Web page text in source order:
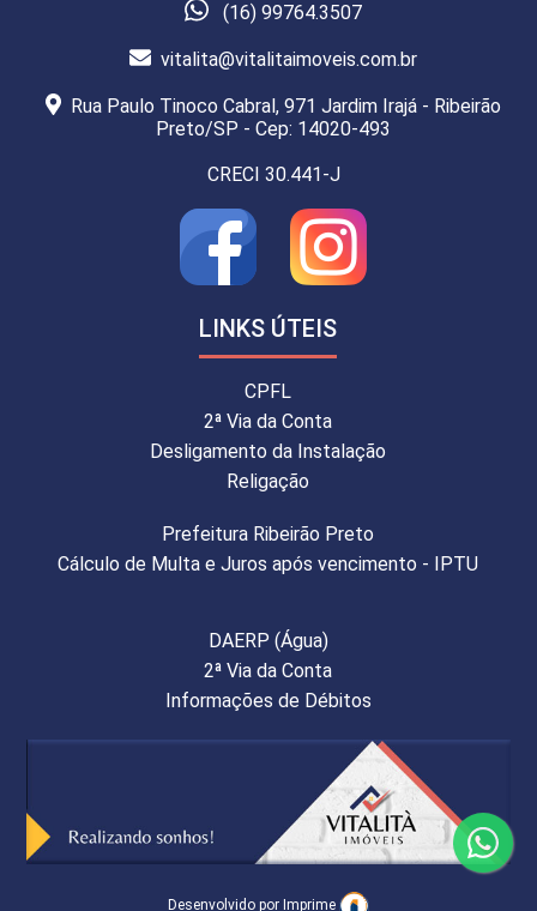
(16) 99764.3507
vitalita@vitalitaimoveis.com.br
Rua Paulo Tinoco Cabral, 971 Jardim Irajá - Ribeirão
Preto/SP - Cep: 14020-493
CRECI 30.441-J
LINKS ÚTEIS
CPFL
2ª Via da Conta
Desligamento da Instalação
Religação
Prefeitura Ribeirão Preto
Cálculo de Multa e Juros após vencimento - IPTU
DAERP (Água)
2ª Via da Conta
Informações de Débitos
Desenvolvido por Imprime